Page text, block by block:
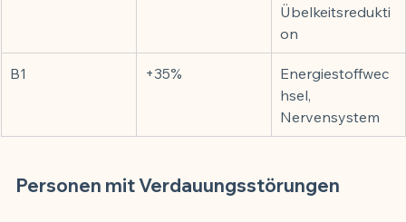
Übelkeitsredukti
on
B1 +35%
Energiestoffwec
hsel,
Nervensystem
Personen mit Verdauungsstörungen